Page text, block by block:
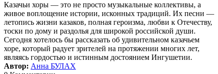
Казачьи хоры — это не просто музыкальные коллективы, а
живое воплощение истории, исконных традиций. Их песни —
летопись жизни казаков, полная героизма, любви к Отечеству,
тоски по дому и раздолья для широкой российской души.
Сегодня хотелось бы рассказать об удивительном казачьем
хоре, который радует зрителей на протяжении многих лет,
являясь гордостью и истинным достоянием Ингушетии.
Автор: Анна БУЛАХ